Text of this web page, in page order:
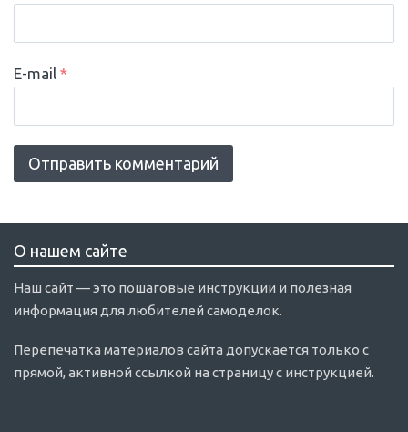
E-mail *
О нашем сайте
Наш сайт — это пошаговые инструкции и полезная
информация для любителей самоделок.
Перепечатка материалов сайта допускается только с
прямой, активной ссылкой на страницу с инструкцией.